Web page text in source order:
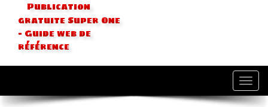
Publication
gratuite Super One
- Guide web de
référence